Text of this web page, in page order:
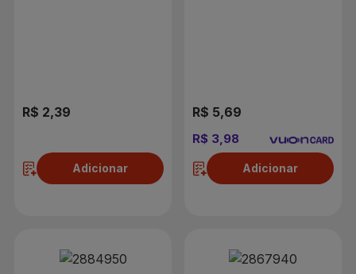
R$ 2,39
Adicionar
R$ 5,69
R$ 3,98
Adicionar